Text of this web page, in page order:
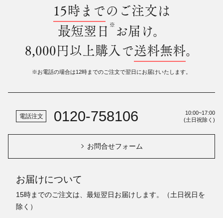
15時までのご注文は
最短翌日 ※ お届け。
8,000円以上購入で送料無料。
※お電話の場合は12時までのご注文で翌日にお届けいたします。
電話注文 0120-758106
10:00~17:00
(土日祝除く)
お問合せフォーム
お届けについて
15時までのご注文は、最短翌日お届けします。（土日祝日を
除く）